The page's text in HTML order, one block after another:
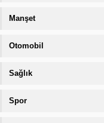
Manşet
Otomobil
Sağlık
Spor